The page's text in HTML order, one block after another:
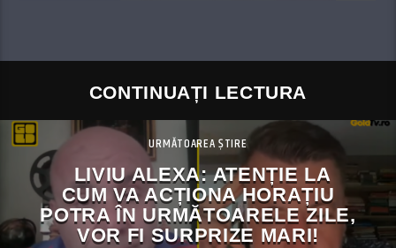
CONTINUAȚI LECTURA
URMĂTOAREA ȘTIRE
LIVIU ALEXA: ATENȚIE LA
CUM VA ACȚIONA HORAȚIU
POTRA ÎN URMĂTOARELE ZILE,
VOR FI SURPRIZE MARI!